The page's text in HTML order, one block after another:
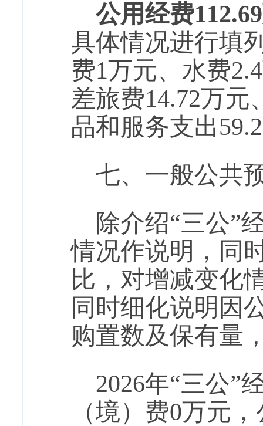
公用经费
具体情况进行填
费1万元、水费
差旅费14.72万
品和服务支出
七、一般公共
除介绍“三公”
情况作说明，同
比，对增减变化
同时细化说明因
购置数及保有量
2026年“三公”
（境）费0万元